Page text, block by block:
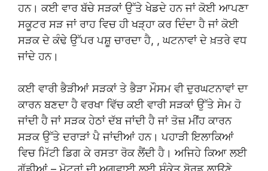
ਹਨ। ਕਈ ਵਾਰ ਬੱਚੇ ਸੜਕਾਂ ਉੱਤੇ ਖੇਡਦੇ ਹਨ ਜਾਂ ਕੋਈ ਆਪਣਾ
ਸਕੂਟਰ ਸੜ ਜਾਂ ਰਾਹ ਵਿਚ ਹੀ ਖੜ੍ਹਾ ਕਰ ਦਿੰਦਾ ਹੈ ਜਾਂ ਕੋਈ
ਸੜਕ ਦੇ ਕੰਢੇ ਉੱਪਰ ਪਸ਼ੂ ਚਾਰਦਾ ਹੈ, , ਘਟਨਾਵਾਂ ਦੇ ਖ਼ਤਰੇ ਵਧ
ਜਾਂਦੇ ਹਨ।
ਕਈ ਵਾਰੀ ਭੈੜੀਆਂ ਸੜਕਾਂ ਤੇ ਭੈੜਾ ਮੌਸਮ ਵੀ ਦੁਰਘਟਨਾਵਾਂ ਦਾ
ਕਾਰਨ ਬਣਦਾ ਹੈ ਵਰਖਾ ਵਿੱਚ ਕਈ ਵਾਰੀ ਸੜਕਾਂ ਉੱਤੇ ਸੇਮ ਹੋ
ਜਾਂਦੀ ਹੈ ਜਾਂ ਸੜਕ ਹੇਠਾਂ ਦੱਬ ਜਾਂਦੀ ਹੈ ਜਾਂ ਤੋਜ਼ ਮੀਂਹ ਕਾਰਨ
ਸੜਕ ਉੱਤੇ ਦਰਾੜਾਂ ਪੈ ਜਾਂਦੀਆਂ ਹਨ। ਪਹਾੜੀ ਇਲਾਕਿਆਂ
ਵਿਚ ਮਿੱਟੀ ਡਿਗ ਕੇ ਰਸਤਾ ਰੋਕ ਲੈਂਦੀ ਹੈ। ਅਜਿਹੇ ਕਿਆ ਲਈ